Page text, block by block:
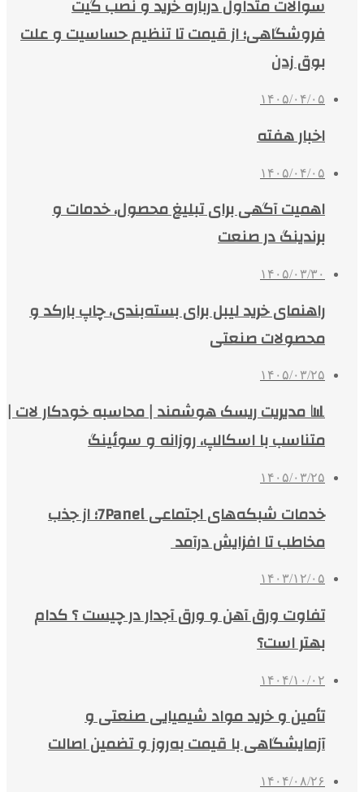
سوالات متداول درباره خرید و نصب گیت
فروشگاهی؛ از قیمت تا تنظیم حساسیت و علت
بوق زدن
۱۴۰۵/۰۴/۰۵
اخبار هفته
۱۴۰۵/۰۴/۰۵
اهمیت آگهی برای تبلیغ محصول، خدمات و
برندینگ در صنعت
۱۴۰۵/۰۳/۳۰
راهنمای خرید لیبل برای بسته‌بندی، چاپ بارکد و
محصولات صنعتی
۱۴۰۵/۰۳/۲۵
📊 مدیریت ریسک هوشمند | محاسبه خودکار لات |
متناسب با اسکالپ، روزانه و سوئینگ
۱۴۰۵/۰۳/۲۵
خدمات شبکه‌های اجتماعی 7Panel؛ از جذب
مخاطب تا افزایش درآمد
۱۴۰۳/۱۲/۰۵
تفاوت ورق آهن و ورق آجدار در چیست ؟ کدام
بهتر است؟
۱۴۰۴/۱۰/۰۲
تأمین و خرید مواد شیمیایی صنعتی و
آزمایشگاهی با قیمت به‌روز و تضمین اصالت
۱۴۰۴/۰۸/۲۶